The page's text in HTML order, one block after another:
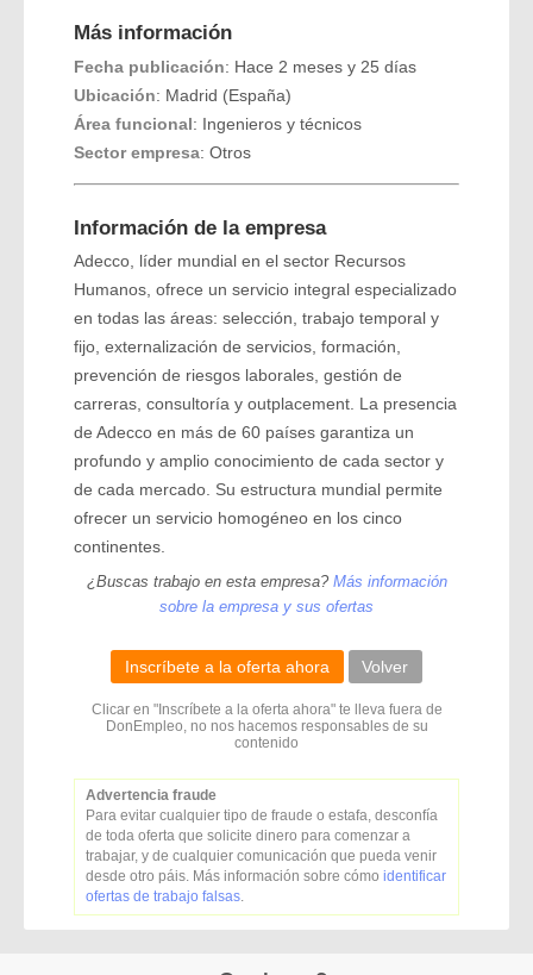
Más información
Fecha publicación: Hace 2 meses y 25 días
Ubicación: Madrid (España)
Área funcional: Ingenieros y técnicos
Sector empresa: Otros
Información de la empresa
Adecco, líder mundial en el sector Recursos
Humanos, ofrece un servicio integral especializado
en todas las áreas: selección, trabajo temporal y
fijo, externalización de servicios, formación,
prevención de riesgos laborales, gestión de
carreras, consultoría y outplacement. La presencia
de Adecco en más de 60 países garantiza un
profundo y amplio conocimiento de cada sector y
de cada mercado. Su estructura mundial permite
ofrecer un servicio homogéneo en los cinco
continentes.
¿Buscas trabajo en esta empresa? Más información
sobre la empresa y sus ofertas
Inscríbete a la oferta ahora Volver
Clicar en "Inscríbete a la oferta ahora" te lleva fuera de
DonEmpleo, no nos hacemos responsables de su
contenido
Advertencia fraude
Para evitar cualquier tipo de fraude o estafa, desconfía
de toda oferta que solicite dinero para comenzar a
trabajar, y de cualquier comunicación que pueda venir
desde otro páis. Más información sobre cómo identificar
ofertas de trabajo falsas.